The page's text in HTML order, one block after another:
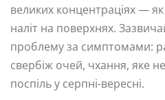
великих концентраціях —
наліт на поверхнях.
проблему за симптомами:
свербіж очей, чхання, яке
поспіль у серпні-вересні.